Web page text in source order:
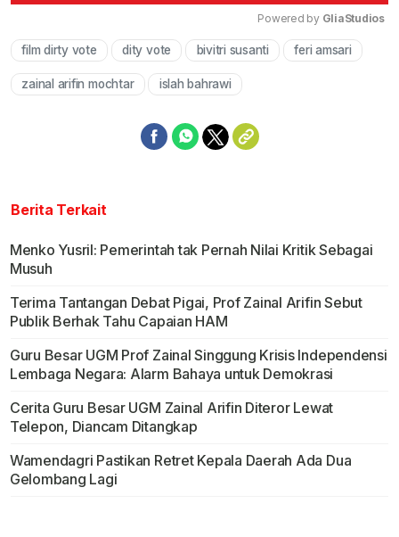
Mute
Powered by GliaStudios
film dirty vote dity vote bivitri susanti feri amsari
zainal arifin mochtar islah bahrawi
Berita Terkait
Menko Yusril: Pemerintah tak Pernah Nilai Kritik Sebagai
Musuh
Terima Tantangan Debat Pigai, Prof Zainal Arifin Sebut
Publik Berhak Tahu Capaian HAM
Guru Besar UGM Prof Zainal Singgung Krisis Independensi
Lembaga Negara: Alarm Bahaya untuk Demokrasi
Cerita Guru Besar UGM Zainal Arifin Diteror Lewat
Telepon, Diancam Ditangkap
Wamendagri Pastikan Retret Kepala Daerah Ada Dua
Gelombang Lagi